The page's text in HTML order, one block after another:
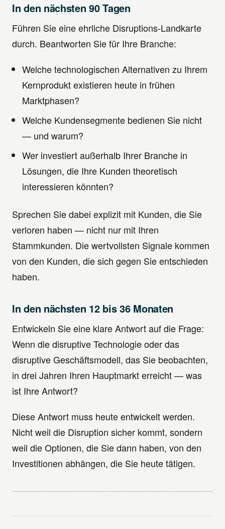
In den nächsten 90 Tagen
Führen Sie eine ehrliche Disruptions-Landkarte
durch. Beantworten Sie für Ihre Branche:
Welche technologischen Alternativen zu Ihrem
Kernprodukt existieren heute in frühen
Marktphasen?
Welche Kundensegmente bedienen Sie nicht
— und warum?
Wer investiert außerhalb Ihrer Branche in
Lösungen, die Ihre Kunden theoretisch
interessieren könnten?
Sprechen Sie dabei explizit mit Kunden, die Sie
verloren haben — nicht nur mit Ihren
Stammkunden. Die wertvollsten Signale kommen
von den Kunden, die sich gegen Sie entschieden
haben.
In den nächsten 12 bis 36 Monaten
Entwickeln Sie eine klare Antwort auf die Frage:
Wenn die disruptive Technologie oder das
disruptive Geschäftsmodell, das Sie beobachten,
in drei Jahren Ihren Hauptmarkt erreicht — was
ist Ihre Antwort?
Diese Antwort muss heute entwickelt werden.
Nicht weil die Disruption sicher kommt, sondern
weil die Optionen, die Sie dann haben, von den
Investitionen abhängen, die Sie heute tätigen.